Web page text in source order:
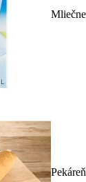
Pekáreň